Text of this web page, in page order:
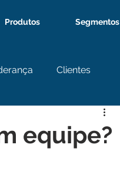
Produtos Segmentos
Clientes
equipe?